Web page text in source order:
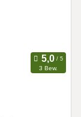
3 Bew.